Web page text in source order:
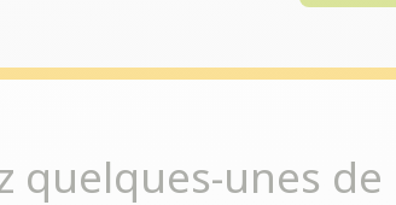
quelques-unes de